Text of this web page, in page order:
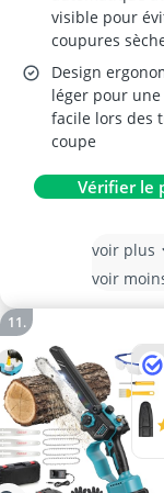
visible pour
coupures
Design
léger pour
facile lors des
coupe
Vérifier le
voir plus
voir